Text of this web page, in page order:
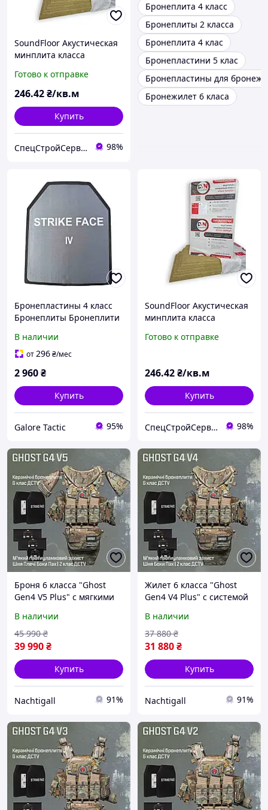
SoundFloor Акустическая
минплита класса
(6кв.м/уп)
Готово к отправке
246.42₴/кв.м
Купить
СпецСтройСервис 98%
Бронеплита 4 класс
Бронеплиты 2 класса
Бронеплита 4 клас
Бронепластини 5 клас
Бронепластины для
Бронежилет 6 класа
Бронепластины 4 класс
Бронеплиты Бронеплити
бронеплити MARS 600
6мм (вес 3.5 кг) пластини
В наличии
от296₴/мес
2 960₴
Купить
Galore Tactic 95%
SoundFloor Акустическая
минплита класса
(6кв.м/уп)
Готово к отправке
246.42₴/кв.м
Купить
СпецСтройСервис 98%
Броня 6 класса "Ghost
Gen4 V5 Plus" с мягкими
плитами 6 класса, +3
подсумка, цвет
Mультикам
В наличии
39 990₴
45 990 ₴
Купить
Nachtigall 91%
Жилет 6 класса "Ghost
Gen4 V4 Plus" с системой
пакетами 2 класса,
Мультикам
В наличии
31 880₴
37 880 ₴
Купить
Nachtigall 91%